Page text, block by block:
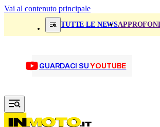
Vai al contenuto principale
TUTTE LE NEWS
GUARDACI SUYOUTUBE